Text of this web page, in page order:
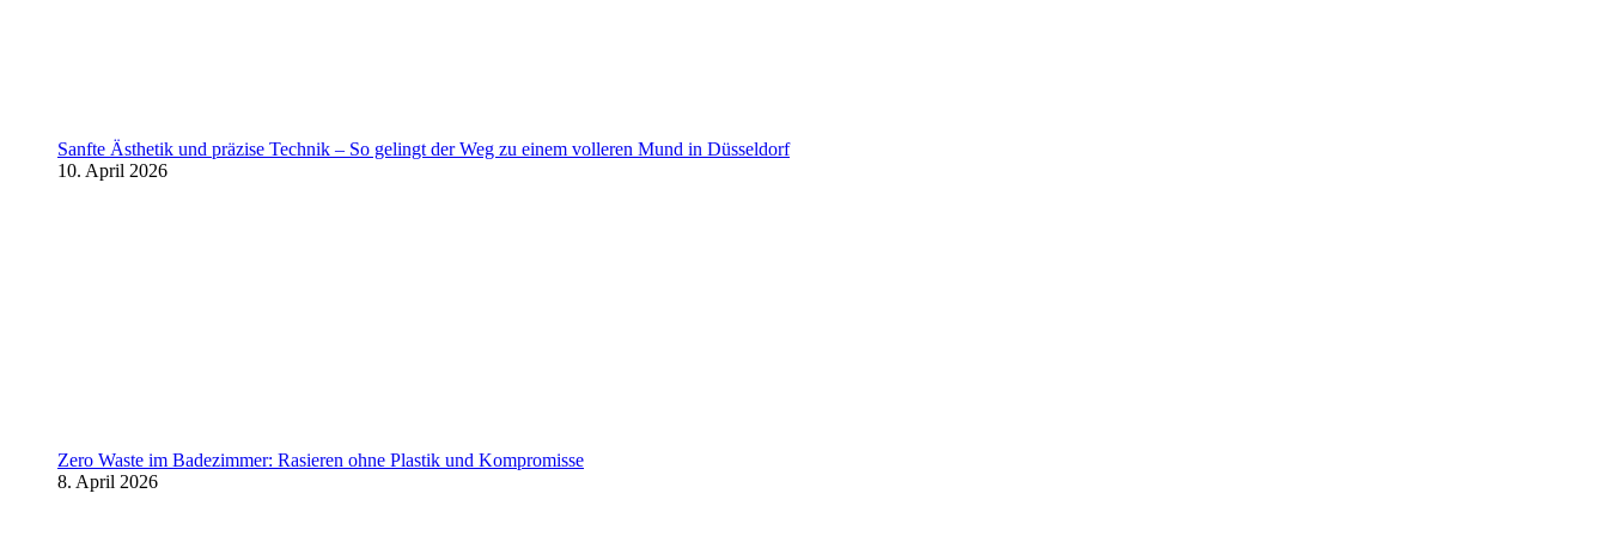
Sanfte Ästhetik und präzise Technik – So gelingt der Weg zu einem volleren Mund in Düsseldorf
10. April 2026
Zero Waste im Badezimmer: Rasieren ohne Plastik und Kompromisse
8. April 2026